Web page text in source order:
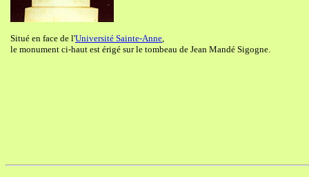
Situé en face de l'Université Sainte-Anne,
le monument ci-haut est érigé sur le tombeau de Jean Mandé Sigogne.